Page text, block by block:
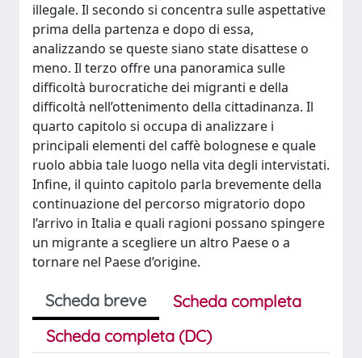
illegale. Il secondo si concentra sulle aspettative
prima della partenza e dopo di essa,
analizzando se queste siano state disattese o
meno. Il terzo offre una panoramica sulle
difficoltà burocratiche dei migranti e della
difficoltà nell’ottenimento della cittadinanza. Il
quarto capitolo si occupa di analizzare i
principali elementi del caffè bolognese e quale
ruolo abbia tale luogo nella vita degli intervistati.
Infine, il quinto capitolo parla brevemente della
continuazione del percorso migratorio dopo
l’arrivo in Italia e quali ragioni possano spingere
un migrante a scegliere un altro Paese o a
tornare nel Paese d’origine.
Scheda breve
Scheda completa
Scheda completa (DC)